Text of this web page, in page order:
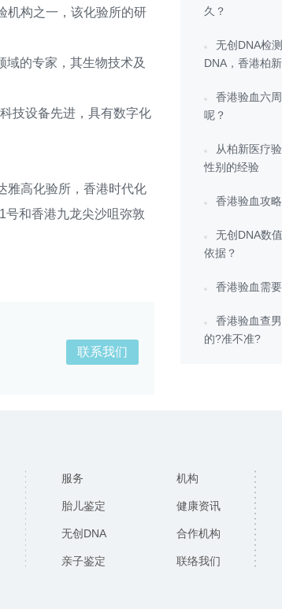
构之一，该化验所的研
的专家，其生物技术及
技设备先进，具有数字化
高化验所，香港时代化
号和香港九龙尖沙咀弥敦
联系我们
久？
无创DNA检
DNA，香港柏
香港验血六
呢？
从柏新医疗
性别的经验
香港验血攻
无创DNA数
依据？
香港验血需
香港验血查
的?准不准?
服务
胎儿鉴定
无创DNA
亲子鉴定
机构
健康资讯
合作机构
联络我们